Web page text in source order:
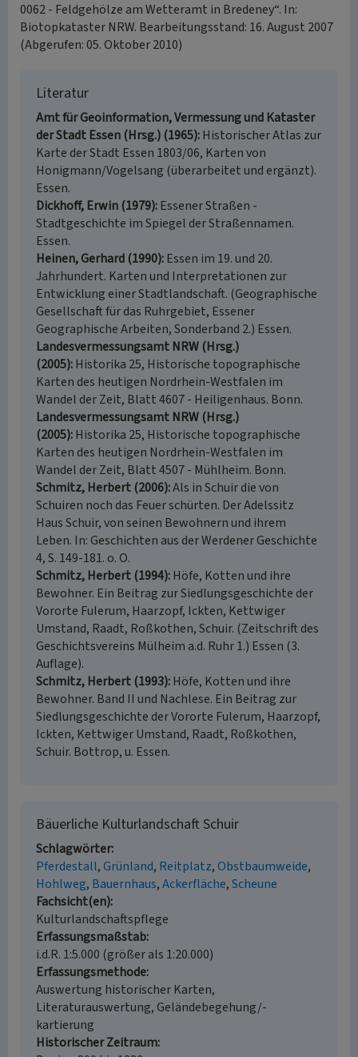
0062 - Feldgehölze am Wetteramt in Bredeney“. In:
Biotopkataster NRW. Bearbeitungsstand: 16. August 2007
(Abgerufen: 05. Oktober 2010)
Literatur
Amt für Geoinformation, Vermessung und Kataster
der Stadt Essen (Hrsg.) (1965) Historischer Atlas zur
Karte der Stadt Essen 1803/06, Karten von
Honigmann/Vogelsang (überarbeitet und ergänzt).
Essen.
Dickhoff, Erwin (1979) Essener Straßen -
Stadtgeschichte im Spiegel der Straßennamen.
Essen.
Heinen, Gerhard (1990) Essen im 19. und 20.
Jahrhundert. Karten und Interpretationen zur
Entwicklung einer Stadtlandschaft. (Geographische
Gesellschaft für das Ruhrgebiet, Essener
Geographische Arbeiten, Sonderband 2.) Essen.
Landesvermessungsamt NRW (Hrsg.)
(2005) Historika 25, Historische topographische
Karten des heutigen Nordrhein-Westfalen im
Wandel der Zeit, Blatt 4607 - Heiligenhaus. Bonn.
Landesvermessungsamt NRW (Hrsg.)
(2005) Historika 25, Historische topographische
Karten des heutigen Nordrhein-Westfalen im
Wandel der Zeit, Blatt 4507 - Mühlheim. Bonn.
Schmitz, Herbert (2006) Als in Schuir die von
Schuiren noch das Feuer schürten. Der Adelssitz
Haus Schuir, von seinen Bewohnern und ihrem
Leben. In: Geschichten aus der Werdener Geschichte
4, S. 149-181. o. O.
Schmitz, Herbert (1994) Höfe, Kotten und ihre
Bewohner. Ein Beitrag zur Siedlungsgeschichte der
Vororte Fulerum, Haarzopf, Ickten, Kettwiger
Umstand, Raadt, Roßkothen, Schuir. (Zeitschrift des
Geschichtsvereins Mülheim a.d. Ruhr 1.) Essen (3.
Auflage).
Schmitz, Herbert (1993) Höfe, Kotten und ihre
Bewohner. Band II und Nachlese. Ein Beitrag zur
Siedlungsgeschichte der Vororte Fulerum, Haarzopf,
Ickten, Kettwiger Umstand, Raadt, Roßkothen,
Schuir. Bottrop, u. Essen.
Bäuerliche Kulturlandschaft Schuir
Schlagwörter
Pferdestall Grünland Reitplatz Obstbaumweide
Hohlweg Bauernhaus Ackerfläche Scheune
Fachsicht(en)
Kulturlandschaftspflege
Erfassungsmaßstab
i.d.R. 1:5.000 (größer als 1:20.000)
Erfassungsmethode
Auswertung historischer Karten,
Literaturauswertung, Geländebegehung/-
kartierung
Historischer Zeitraum